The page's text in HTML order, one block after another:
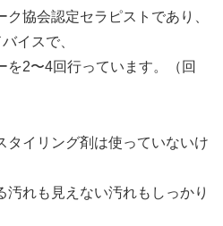
協会認定セラピストであり、
イスで、
を2〜4回行っています。（回
タイリング剤は使っていないけ
汚れも見えない汚れもしっかり